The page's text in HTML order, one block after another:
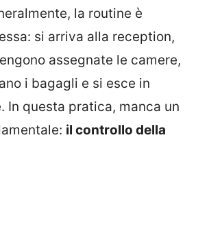
la routine è
si arriva alla reception,
assegnate le camere,
i bagagli e si esce in
In questa pratica, manca un
il controllo della